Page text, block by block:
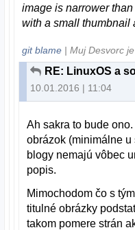
image is narrower
with a small thumbnail
git blame | Muj Desvorc
RE: LinuxOS a
10.01.2016 | 11:04
Ah sakra to bude
obrázok (minimálne
blogy nemajú vôbec
popis.
Mimochodom čo s
titulné obrázky
takom pomere strán